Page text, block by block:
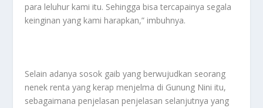
para leluhur kami itu. Sehingga bisa tercapainya segala
keinginan yang kami harapkan,” imbuhnya.
Selain adanya sosok gaib yang berwujudkan seorang
nenek renta yang kerap menjelma di Gunung Nini itu,
sebagaimana penjelasan penjelasan selanjutnya yang